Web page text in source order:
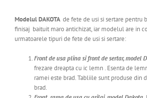
Modelul DAKOTA de fete de usi si sertare pentru
finisaj baituit maro antichizat, iar modelul are in
urmatoarele tipuri de fete de usi si sertare:
Front de usa plina si front de sertar, model
frezare dreapta cu ic lemn . Esenta de
ramei este brad. Tabliile sunt produse din
brad.